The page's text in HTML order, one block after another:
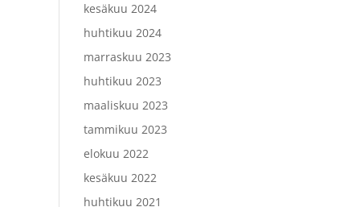
kesäkuu 2024
huhtikuu 2024
marraskuu 2023
huhtikuu 2023
maaliskuu 2023
tammikuu 2023
elokuu 2022
kesäkuu 2022
huhtikuu 2021